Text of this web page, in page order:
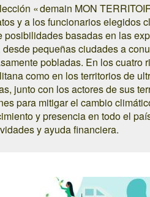
« demain MON
y a los funcionarios elegidos
posibilidades basadas en las
pequeñas ciudades a
pobladas. En los cuatro
como en los territorios de
junto con los actores de sus
para mitigar el cambio
y presencia en todo el
y ayuda financiera.